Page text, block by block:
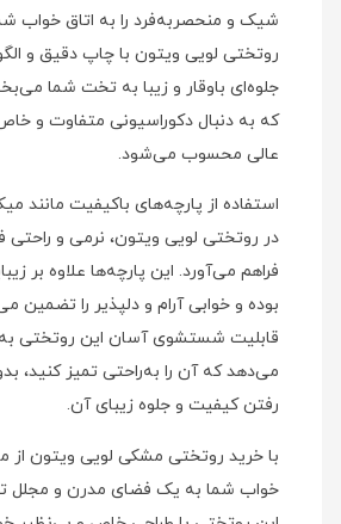
شیک و منحصر‌به‌فرد را به اتاق خواب
روتختی لویی ویتون با چاپ دقیق و
جلوه‌ای باوقار و زیبا به تخت شما
که به دنبال دکوراسیونی متفاوت و
عالی محسوب می‌شود.
استفاده از پارچه‌های باکیفیت مانند
در روتختی لویی ویتون، نرمی و راحتی
فراهم می‌آورد. این پارچه‌ها علاوه بر
بوده و خوابی آرام و دلپذیر را تضمین
قابلیت شستشوی آسان این روتختی
می‌دهد که آن را به‌راحتی تمیز کنید،
رفتن کیفیت و جلوه زیبای آن.
با خرید روتختی مشکی لویی ویتون از
خواب شما به یک فضای مدرن و مجلل